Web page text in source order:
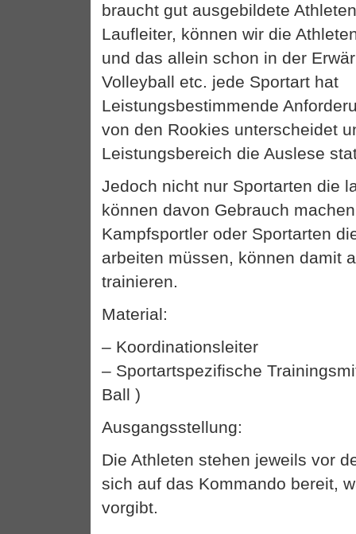
braucht gut ausgebildete
Laufleiter, können wir die
und das allein schon in der
Volleyball etc. jede Sportart hat
Leistungsbestimmende
von den Rookies unterscheidet
Leistungsbereich die Auslese
Jedoch nicht nur Sportarten die
können davon Gebrauch
Kampfsportler oder Sportarten
arbeiten müssen, können damit
trainieren.
Material:
– Koordinationsleiter
– Sportartspezifische
Ball )
Ausgangsstellung:
Die Athleten stehen jeweils vor
sich auf das Kommando bereit,
vorgibt.